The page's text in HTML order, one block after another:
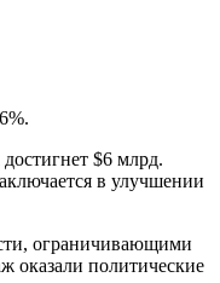
$6 млрд.
в улучшении
ограничивающими
оказали политические